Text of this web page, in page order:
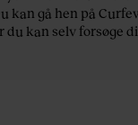
kan gå hen på
du kan selv forsøge